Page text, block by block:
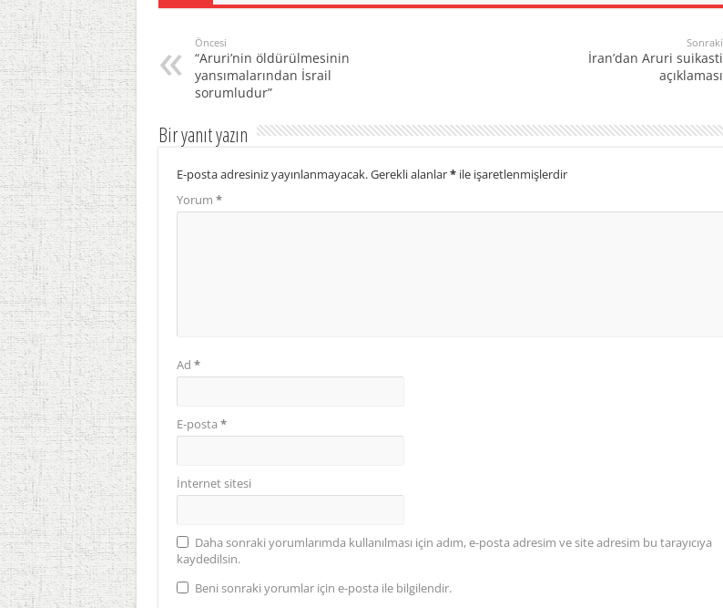
Öncesi
“Aruri’nin öldürülmesinin
yansımalarından İsrail
sorumludur”
Sonraki
İran’dan Aruri suikasti
açıklaması
Bir yanıt yazın
E-posta adresiniz yayınlanmayacak.Gerekli alanlar*ile işaretlenmişlerdir
Yorum *
Ad *
E-posta *
İnternet sitesi
Daha sonraki yorumlarımda kullanılması için adım, e-posta adresim ve site adresim bu tarayıcıya
kaydedilsin.
Beni sonraki yorumlar için e-posta ile bilgilendir.